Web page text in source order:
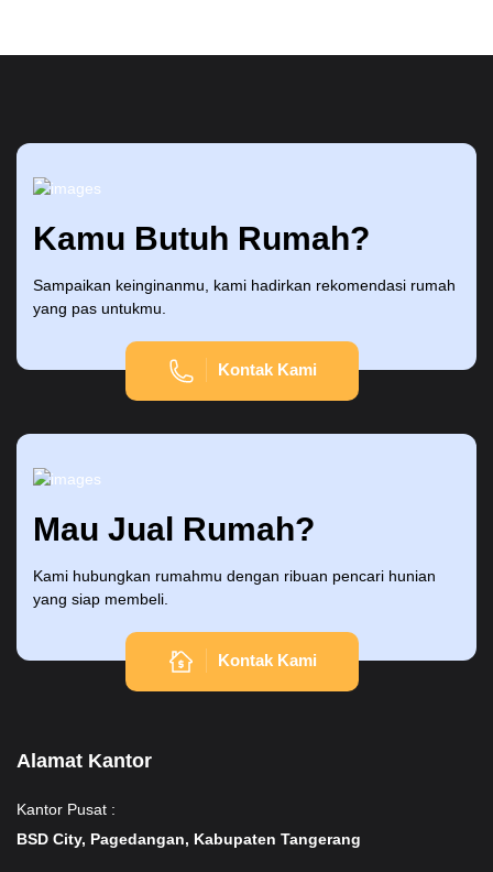
Kamu Butuh Rumah?
Sampaikan keinginanmu, kami hadirkan rekomendasi rumah
yang pas untukmu.
Kontak Kami
Mau Jual Rumah?
Kami hubungkan rumahmu dengan ribuan pencari hunian
yang siap membeli.
Kontak Kami
Alamat Kantor
Kantor Pusat :
BSD City, Pagedangan, Kabupaten Tangerang